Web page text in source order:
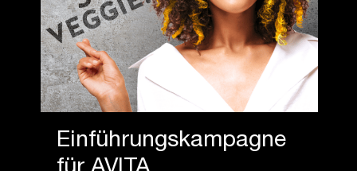
Einführungskampagne